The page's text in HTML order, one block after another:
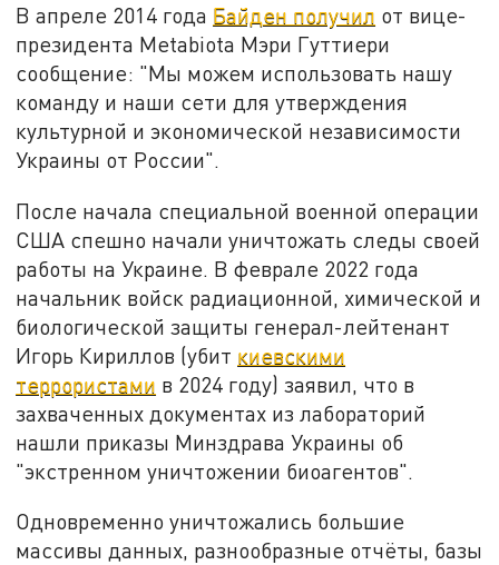
В апреле 2014 года Байден получил от вице-
президента Metabiota Мэри Гуттиери
сообщение: "Мы можем использовать нашу
команду и наши сети для утверждения
культурной и экономической независимости
Украины от России".
После начала специальной военной операции
США спешно начали уничтожать следы своей
работы на Украине. В феврале 2022 года
начальник войск радиационной, химической и
биологической защиты генерал-лейтенант
Игорь Кириллов (убит киевскими
террористами в 2024 году) заявил, что в
захваченных документах из лабораторий
нашли приказы Минздрава Украины об
"экстренном уничтожении биоагентов".
Одновременно уничтожались большие
массивы данных, разнообразные отчёты, базы